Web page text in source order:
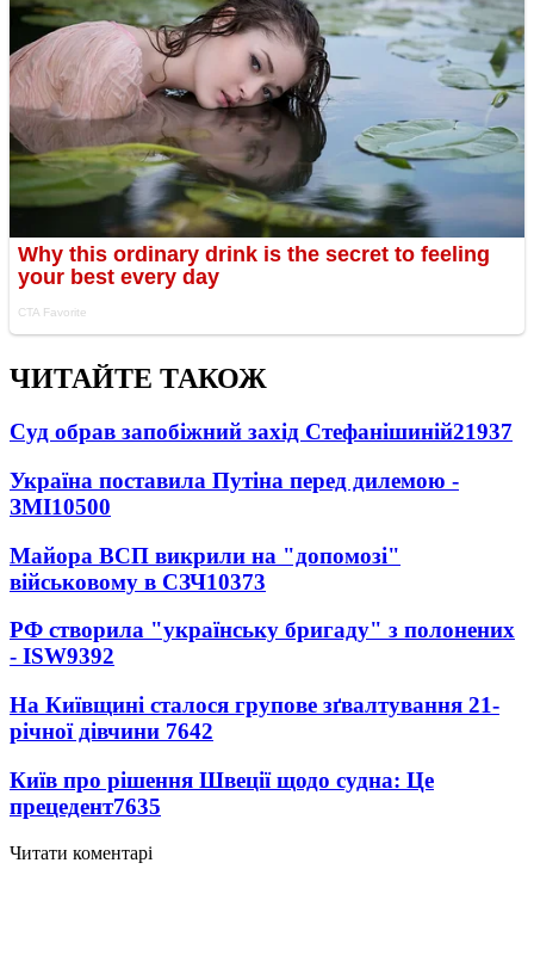
ЧИТАЙТЕ ТАКОЖ
Суд обрав запобіжний захід Стефанішиній21937
Україна поставила Путіна перед дилемою -
ЗМІ10500
Майора ВСП викрили на "допомозі"
військовому в СЗЧ10373
РФ створила "українську бригаду" з полонених
- ISW9392
На Київщині сталося групове зґвалтування 21-
річної дівчини 7642
Київ про рішення Швеції щодо судна: Це
прецедент7635
Читати коментарі